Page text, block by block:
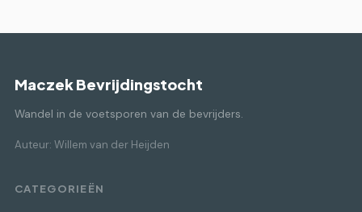
Maczek Bevrijdingstocht
Wandel in de voetsporen van de bevrijders.
Auteur: Willem van der Heijden
CATEGORIEËN